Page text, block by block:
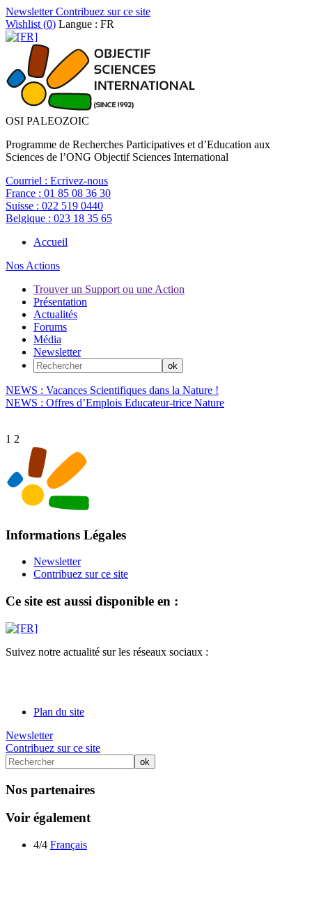
NewsletterContribuez sur ce site
Wishlist (0) Langue : FR
OSI PALEOZOIC
Programme de Recherches Participatives et d’Education aux
Sciences de l’ONG Objectif Sciences International
Courriel : Ecrivez-nous
France : 01 85 08 36 30
Suisse : 022 519 0440
Belgique : 023 18 35 65
Accueil
Nos Actions
Trouver un Support ou une Action
Présentation
Actualités
Forums
Média
Newsletter
NEWS : Vacances Scientifiques dans la Nature !
NEWS : Offres d’Emplois Educateur-trice Nature
1 2
Informations Légales
Newsletter
Contribuez sur ce site
Ce site est aussi disponible en :
Suivez notre actualité sur les réseaux sociaux :
Plan du site
Newsletter
Contribuez sur ce site
Nos partenaires
Voir également
4/4 Français